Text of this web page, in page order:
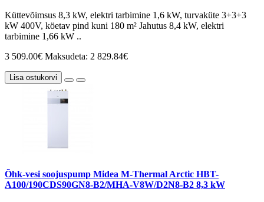
Küttevõimsus 8,3 kW, elektri tarbimine 1,6 kW, turvaküte 3+3+3
kW 400V, köetav pind kuni 180 m² Jahutus 8,4 kW, elektri
tarbimine 1,66 kW ..
3 509.00€ Maksudeta: 2 829.84€
Lisa ostukorvi
Õhk-vesi soojuspump Midea M-Thermal Arctic HBT-
A100/190CDS90GN8-B2/MHA-V8W/D2N8-B2 8,3 kW